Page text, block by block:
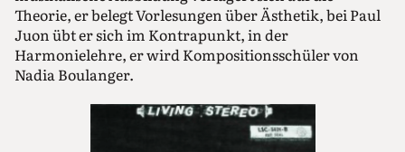
Theorie, er belegt Vorlesungen über Ästhetik, bei Paul
Juon übt er sich im Kontrapunkt, in der
Harmonielehre, er wird Kompositionsschüler von
Nadia Boulanger.